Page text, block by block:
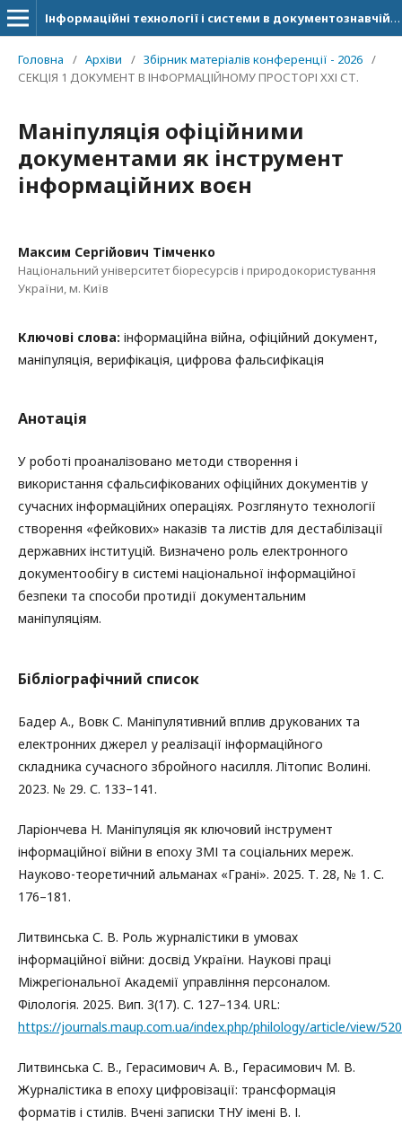
Інформаційні технології і системи в документознавчій сфері
Головна / Архіви / Збірник матеріалів конференції - 2026 /
СЕКЦІЯ 1 ДОКУМЕНТ В ІНФОРМАЦІЙНОМУ ПРОСТОРІ ХХІ СТ.
Маніпуляція офіційними
документами як інструмент
інформаційних воєн
Максим Сергійович Тімченко
Національний університет біоресурсів і природокористування
України, м. Київ
Ключові слова: інформаційна війна, офіційний документ,
маніпуляція, верифікація, цифрова фальсифікація
Анотація
У роботі проаналізовано методи створення і
використання сфальсифікованих офіційних документів у
сучасних інформаційних операціях. Розглянуто технології
створення «фейкових» наказів та листів для дестабілізації
державних інституцій. Визначено роль електронного
документообігу в системі національної інформаційної
безпеки та способи протидії документальним
маніпуляціям.
Бібліографічний список
Бадер А., Вовк С. Маніпулятивний вплив друкованих та
електронних джерел у реалізації інформаційного
складника сучасного збройного насилля. Літопис Волині.
2023. № 29. С. 133–141.
Ларіончева Н. Маніпуляція як ключовий інструмент
інформаційної війни в епоху ЗМІ та соціальних мереж.
Науково-теоретичний альманах «Грані». 2025. Т. 28, № 1. С.
176–181.
Литвинська С. В. Роль журналістики в умовах
інформаційної війни: досвід України. Наукові праці
Міжрегіональної Академії управління персоналом.
Філологія. 2025. Вип. 3(17). С. 127–134. URL:
https://journals.maup.com.ua/index.php/philology/article/view/
Литвинська С. В., Герасимович А. В., Герасимович М. В.
Журналістика в епоху цифровізації: трансформація
форматів і стилів. Вчені записки ТНУ імені В. І.